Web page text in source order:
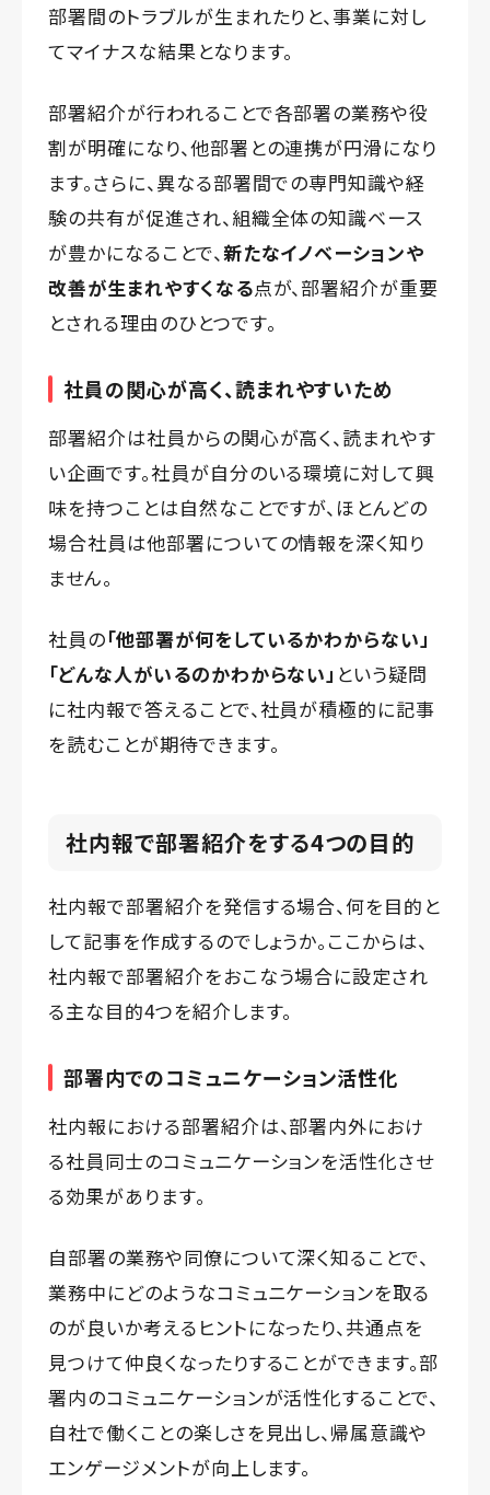
部署間のトラブルが生まれたりと、事業に対し
てマイナスな結果となります。
部署紹介が行われることで各部署の業務や役
割が明確になり、他部署との連携が円滑になり
ます。さらに、異なる部署間での専門知識や経
験の共有が促進され、組織全体の知識ベース
が豊かになることで、新たなイノベーションや
改善が生まれやすくなる点が、部署紹介が重要
とされる理由のひとつです。
社員の関心が高く、読まれやすいため
部署紹介は社員からの関心が高く、読まれやす
い企画です。社員が自分のいる環境に対して興
味を持つことは自然なことですが、ほとんどの
場合社員は他部署についての情報を深く知り
ません。
社員の「他部署が何をしているかわからない」
「どんな人がいるのかわからない」 という疑問
に社内報で答えることで、社員が積極的に記事
を読むことが期待できます。
社内報で部署紹介をする4つの目的
社内報で部署紹介を発信する場合、何を目的と
して記事を作成するのでしょうか。ここからは、
社内報で部署紹介をおこなう場合に設定され
る主な目的4つを紹介します。
部署内でのコミュニケーション活性化
社内報における部署紹介は、部署内外におけ
る社員同士のコミュニケーションを活性化させ
る効果があります。
自部署の業務や同僚について深く知ることで、
業務中にどのようなコミュニケーションを取る
のが良いか考えるヒントになったり、共通点を
見つけて仲良くなったりすることができます。部
署内のコミュニケーションが活性化することで、
自社で働くことの楽しさを見出し、帰属意識や
エンゲージメントが向上します。